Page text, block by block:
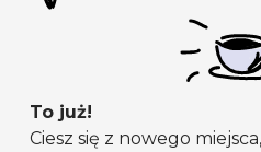
To już!
Ciesz się z nowego